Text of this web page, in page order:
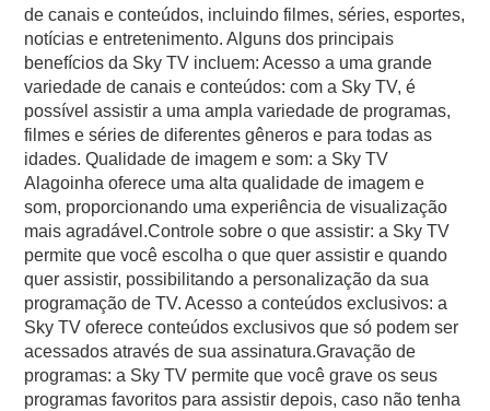
de canais e conteúdos, incluindo filmes, séries, esportes,
notícias e entretenimento. Alguns dos principais
benefícios da Sky TV incluem: Acesso a uma grande
variedade de canais e conteúdos: com a Sky TV, é
possível assistir a uma ampla variedade de programas,
filmes e séries de diferentes gêneros e para todas as
idades. Qualidade de imagem e som: a Sky TV
Alagoinha oferece uma alta qualidade de imagem e
som, proporcionando uma experiência de visualização
mais agradável.Controle sobre o que assistir: a Sky TV
permite que você escolha o que quer assistir e quando
quer assistir, possibilitando a personalização da sua
programação de TV. Acesso a conteúdos exclusivos: a
Sky TV oferece conteúdos exclusivos que só podem ser
acessados através de sua assinatura.Gravação de
programas: a Sky TV permite que você grave os seus
programas favoritos para assistir depois, caso não tenha